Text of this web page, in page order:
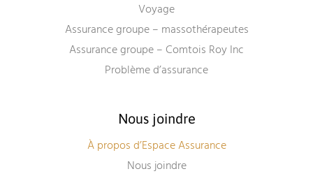
Voyage
Assurance groupe – massothérapeutes
Assurance groupe – Comtois Roy Inc
Problème d’assurance
Nous joindre
À propos d’Espace Assurance
Nous joindre